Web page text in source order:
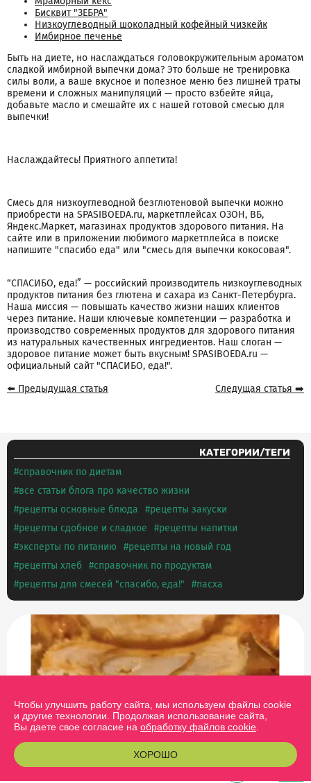
0
Бисквит "ЗЕБРА"
Низкоуглеводный шоколадный кофейный чизкейк
Имбирное печенье
Быть на диете, но наслаждаться головокружительным ароматом
сладкой имбирной выпечки дома? Это больше не тренировка
силы воли, а ваше вкусное и полезное меню без лишней траты
времени и сложных манипуляций — просто взбейте яйца,
добавьте масло и смешайте их с нашей готовой смесью для
выпечки!
Наслаждайтесь! Приятного аппетита!
Смесь для низкоуглеводной безглютеновой выпечки можно
приобрести на SPASIBOEDA.ru, маркетплейсах ОЗОН, ВБ,
Яндекс.Маркет, магазинах продуктов здорового питания. На
сайте или в приложении любимого маркетплейса в поиске
напишите "спасибо еда" или "смесь для выпечки кокосовая".
“СПАСИБО, еда!” — российский производитель низкоуглеводных
продуктов питания без глютена и сахара из Санкт-Петербурга.
Наша миссия — повышать качество жизни наших клиентов
через питание. Наши ключевые компетенции — разработка и
производство современных продуктов для здорового питания
из натуральных качественных ингредиентов. Наш слоган —
здоровое питание может быть вкусным! SPASIBOEDA.ru —
официальный сайт "СПАСИБО, еда!".
⬅️ Предыдущая статья
Следущая статья ➡️
КАТЕГОРИИ/ТЕГИ
справочник по диетам
все статьи блога про качество жизни
рецепты основные блюда
рецепты закуски
рецепты сдобное и сладкое
рецепты напитки
эксперты по питанию
рецепты на новый год
рецепты хлеб
справочник по продуктам
рецепты для смесей "спасибо, еда!"
пасха
29.09.2024
ШАРЛОТКА БЕЗ ГЛЮТЕНА И ДОБАВЛЕННОГО САХАРА
Чтобы улучшить работу сайта, мы используем файлы cookie
и другие технологии. Продолжая использование сайта,
Вы даете свое согласие на обработку файлов cookie
ХОРОШО